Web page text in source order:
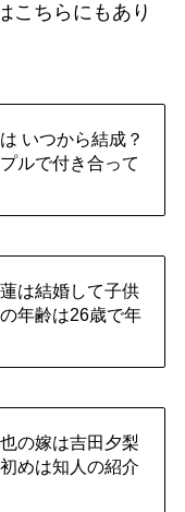
こちらにもあり
いつから結成？
ルで付き合って
は結婚して子供
年齢は26歳で年
の嫁は吉田夕梨
めは知人の紹介